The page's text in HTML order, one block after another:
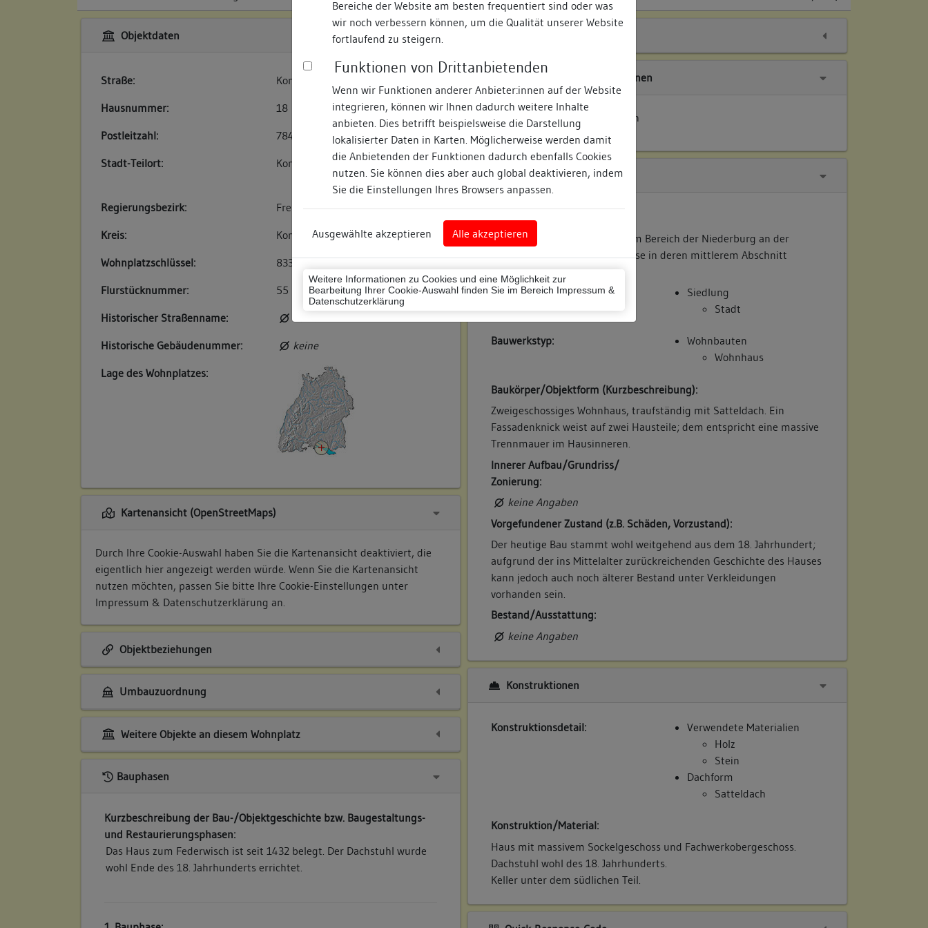
Bereiche der Website am besten frequentiert sind oder was
wir noch verbessern können, um die Qualität unserer Website
fortlaufend zu steigern.
Funktionen von Drittanbietenden
Wenn wir Funktionen anderer Anbieter:innen auf der Website
integrieren, können wir Ihnen dadurch weitere Inhalte
anbieten. Dies betrifft beispielsweise die Darstellung
lokalisierter Daten in Karten. Möglicherweise werden damit
die Anbietenden der Funktionen dadurch ebenfalls Cookies
nutzen. Sie können dies aber auch global deaktivieren, indem
Sie die Einstellungen Ihres Browsers anpassen.
Ausgewählte akzeptieren Alle akzeptieren
Weitere Informationen zu Cookies und eine Möglichkeit zur
Bearbeitung Ihrer Cookie-Auswahl finden Sie im Bereich Impressum &
Datenschutzerklärung
Objektdaten
Straße:
Konradigasse
Hausnummer:
18
Postleitzahl:
78462
Stadt-Teilort:
Konstanz
Regierungsbezirk:
Freiburg
Kreis:
Konstanz (Landkreis)
Wohnplatzschlüssel:
8335043012
Flurstücknummer:
55
Historischer Straßenname:
keiner
Historische Gebäudenummer:
keine
Lage des Wohnplatzes:
Kartenansicht (OpenStreetMaps)
Durch Ihre Cookie-Auswahl haben Sie die Kartenansicht deaktiviert, die
eigentlich hier angezeigt werden würde. Wenn Sie die Kartenansicht
nutzen möchten, passen Sie bitte Ihre Cookie-Einstellungen unter
Impressum & Datenschutzerklärung an.
Objektbeziehungen
Umbauzuordnung
Weitere Objekte an diesem Wohnplatz
Bauphasen
Kurzbeschreibung der Bau-/Objektgeschichte bzw. Baugestaltungs-
und Restaurierungsphasen:
Das Haus zum Federwisch ist seit 1432 belegt. Der Dachstuhl wurde
wohl Ende des 18. Jahrhunderts errichtet.
Zugeordnete Dokumentationen
Publikationen/hist. Quellen
Beschreibung
Umgebung, Lage:
Im Nord-Westen der Altstadt im Bereich der Niederburg an der
östlichen Seite der Konradigasse in deren mittlerem Abschnitt
gelegen.
Lagedetail:
Siedlung
Stadt
Bauwerkstyp:
Wohnbauten
Wohnhaus
Baukörper/Objektform (Kurzbeschreibung):
Zweigeschossiges Wohnhaus, traufständig mit Satteldach. Ein
Fassadenknick weist auf zwei Hausteile; dem entspricht eine massive
Trennmauer im Hausinneren.
Innerer Aufbau/Grundriss/
Zonierung:
keine Angaben
Vorgefundener Zustand (z.B. Schäden, Vorzustand):
Der heutige Bau stammt wohl weitgehend aus dem 18. Jahrhundert;
aufgrund der ins Mittelalter zurückreichenden Geschichte des Hauses
kann jedoch auch noch älterer Bestand unter Verkleidungen
vorhanden sein.
Bestand/Ausstattung:
keine Angaben
Konstruktionen
Konstruktionsdetail:
Verwendete Materialien
Holz
Stein
Dachform
Satteldach
Konstruktion/Material:
Haus mit massivem Sockelgeschoss und Fachwerkobergeschoss.
Dachstuhl wohl des 18. Jahrhunderts.
Keller unter dem südlichen Teil.